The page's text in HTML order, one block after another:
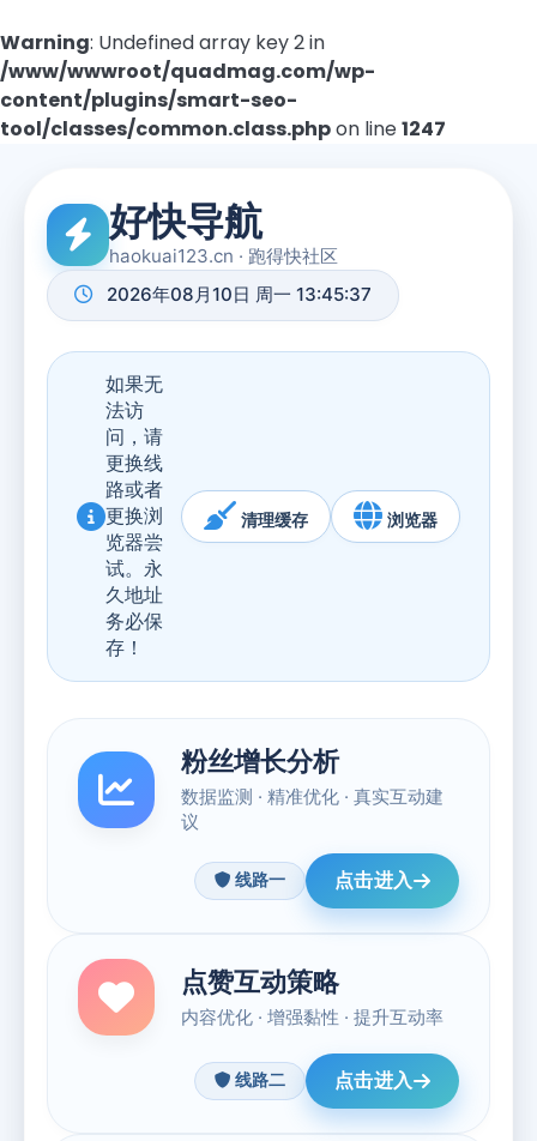
Warning: Undefined array key 2 in
/www/wwwroot/quadmag.com/wp-
content/plugins/smart-seo-
tool/classes/common.class.phpon line1247